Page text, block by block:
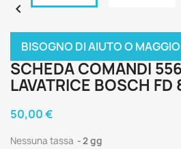
BISOGNO DI AIUTO O

SCHEDA COMANDI
LAVATRICE BOSCH FD
50,00 €
Nessuna tassa 2 gg